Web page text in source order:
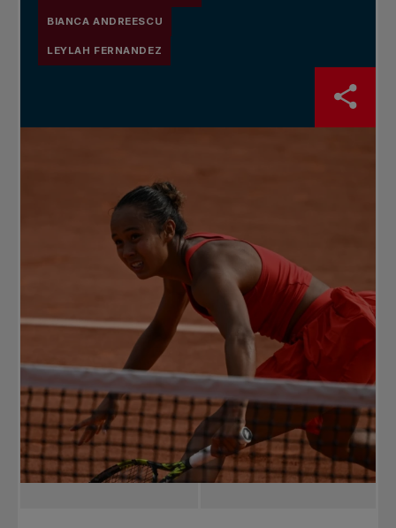
BIANCA ANDREESCU
LEYLAH FERNANDEZ